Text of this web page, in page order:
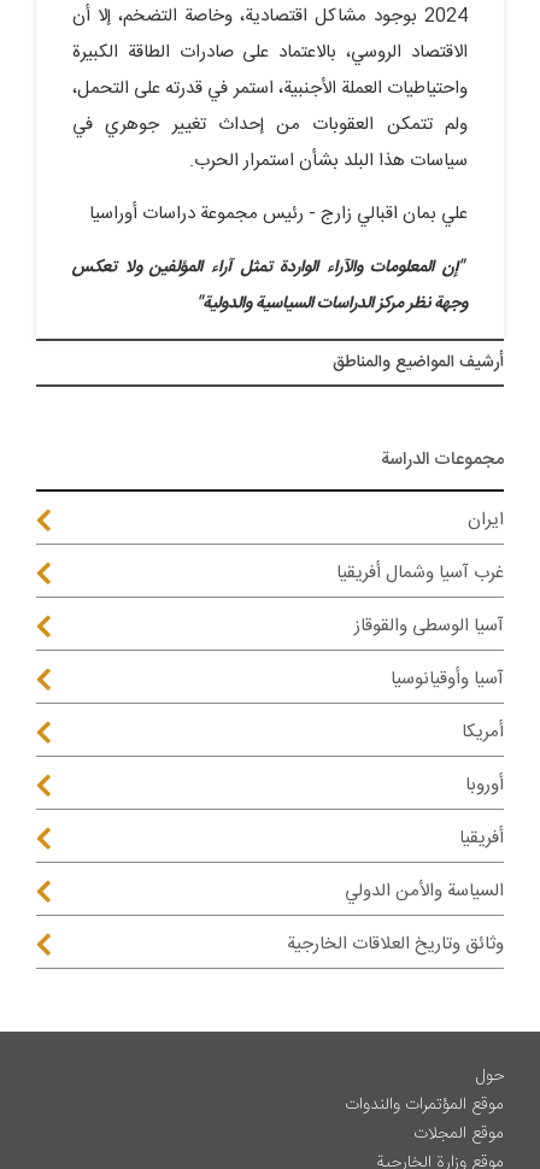
2024 بوجود مشاكل اقتصادية، وخاصة التضخم، إلا أن
الاقتصاد الروسي، بالاعتماد على صادرات الطاقة الكبيرة
واحتياطيات العملة الأجنبية، استمر في قدرته على التحمل،
ولم تتمكن العقوبات من إحداث تغيير جوهري في
سياسات هذا البلد بشأن استمرار الحرب.
علي بمان اقبالي زارج - رئيس مجموعة دراسات أوراسيا
"إن المعلومات والآراء الواردة تمثل آراء المؤلفین ولا تعکس
وجهة نظر مرکز الدراسات السیاسیة والدولیة"
أرشيف المواضیع والمناطق
مجموعات الدراسة
ايران
غرب آسيا وشمال أفريقيا
آسيا الوسطى والقوقاز
آسيا وأوقيانوسيا
أمريكا
أوروبا
أفريقيا
السياسة والأمن الدولي
وثائق وتاريخ العلاقات الخارجية
حول
موقع المؤتمرات والندوات
موقع المجلات